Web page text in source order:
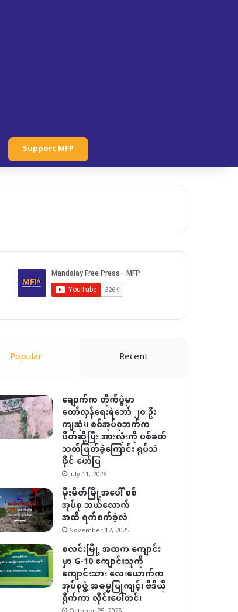
Support MFP
Popular Recent
ချောက်က တိုက်ပွဲမှာ
တော်လှန်ရေးရဲဘော် ၂၀ ဦး
ကျဆုံး၊ စစ်အုပ်စုဘက်က
ပိတ်ဆို့ပြီး အားလုံးကို ပစ်ခတ်
သတ်ဖြတ်ခဲ့ကြောင်း ရုပ်သံ
ဖိုင် ဖော်ပြ
July 11, 2026
မိုးမိတ်မြို့အပေါ် စစ်
အုပ်စု ဘယ်လောက်
အထိ ရက်စက်ခဲ့လဲ
November 12, 2025
စလင်းမြို့ အထက ကျောင်း
မှာ G-10 ကျောင်းသူကို
ကျောင်းသား လေးယောက်က
အုပ်စုဖွဲ့ အဓမ္မပြုကျင့်၊ ဗီဒီယို
ရိုက်ကာ လိုင်းပေါ်တင်၊